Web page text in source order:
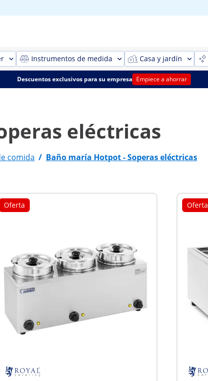
Instrumentos de medida Casa y jardín
Descuentos exclusivos para su empresa Empiece a ahorrar
eléctricas
comida / Baño maría Hotpot - Soperas eléctricas
Oferta Oferta